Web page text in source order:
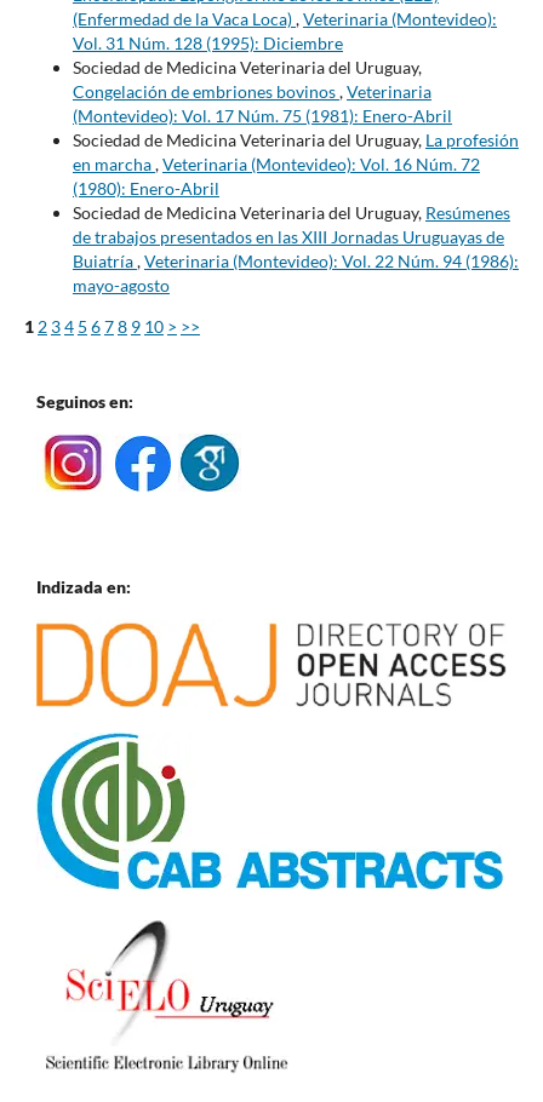
(Enfermedad de la Vaca Loca),Veterinaria (Montevideo):
Vol. 31 Núm. 128 (1995): Diciembre
Sociedad de Medicina Veterinaria del Uruguay,
Congelación de embriones bovinos,Veterinaria
(Montevideo): Vol. 17 Núm. 75 (1981): Enero-Abril
Sociedad de Medicina Veterinaria del Uruguay, La profesión
en marcha,Veterinaria (Montevideo): Vol. 16 Núm. 72
(1980): Enero-Abril
Sociedad de Medicina Veterinaria del Uruguay, Resúmenes
de trabajos presentados en las XIII Jornadas Uruguayas de
Buiatría,Veterinaria (Montevideo): Vol. 22 Núm. 94 (1986):
mayo-agosto
1 2 34 5 678 9 10 > >>
Seguinos en:
Indizada en: